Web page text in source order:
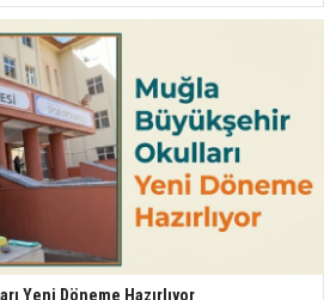
Yeni Döneme Hazırlıyor